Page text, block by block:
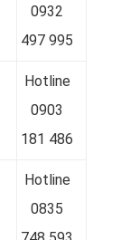
0932
497 995
Hotline
0903
181 486
Hotline
0835